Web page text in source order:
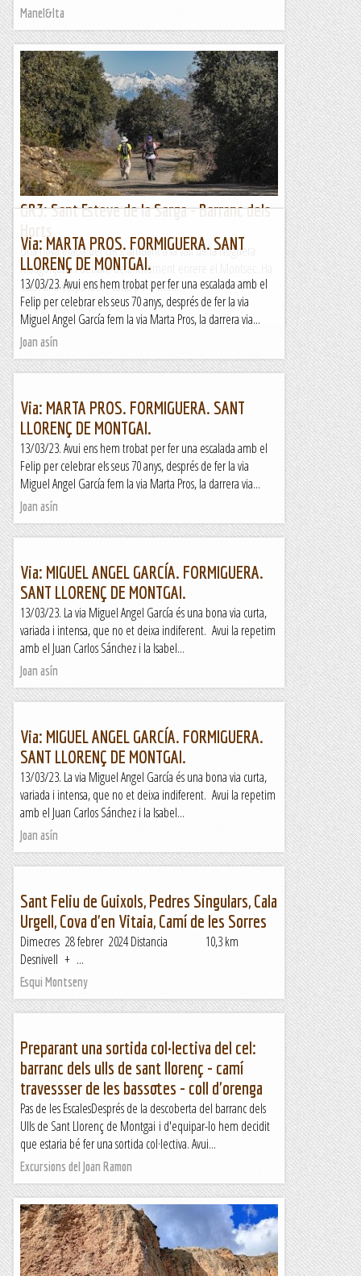
Manel&Ita
GR3: Sant Esteve de la Sarga - Barranc dels
Una nova etapa del GR3, arribant a la vall de la Noguera
Ribagorçana i deixant definitivament enrere el Montsec. Ha
estat una etapa fàcil i curta però molt...
Blog de muntanya
Via: MARTA PROS. FORMIGUERA. SANT
LLORENÇ DE MONTGAI.
13/03/23. Avui ens hem trobat per fer una escalada amb el
Felip per celebrar els seus 70 anys, després de fer la via
Miguel Angel García fem la via Marta Pros, la darrera via...
Joan asín
Via: MARTA PROS. FORMIGUERA. SANT
LLORENÇ DE MONTGAI.
13/03/23. Avui ens hem trobat per fer una escalada amb el
Felip per celebrar els seus 70 anys, després de fer la via
Miguel Angel García fem la via Marta Pros, la darrera via...
Joan asín
Via: MIGUEL ANGEL GARCÍA. FORMIGUERA.
SANT LLORENÇ DE MONTGAI.
13/03/23. La via Miguel Angel García és una bona via curta,
variada i intensa, que no et deixa indiferent. Avui la repetim
amb el Juan Carlos Sánchez i la Isabel...
Joan asín
Via: MIGUEL ANGEL GARCÍA. FORMIGUERA.
SANT LLORENÇ DE MONTGAI.
13/03/23. La via Miguel Angel García és una bona via curta,
variada i intensa, que no et deixa indiferent. Avui la repetim
amb el Juan Carlos Sánchez i la Isabel...
Joan asín
Sant Feliu de Guixols, Pedres Singulars, Cala
Urgell, Cova d'en Vitaia, Camí de les Sorres
Dimecres 28 febrer 2024 Distancia 10,3 km
Desnivell + ...
Esqui Montseny
Preparant una sortida col·lectiva del cel:
barranc dels ulls de sant llorenç - camí
travessser de les bassotes - coll d'orenga
Pas de les EscalesDesprés de la descoberta del barranc dels
Ulls de Sant Llorenç de Montgai i d'equipar-lo hem decidit
que estaria bé fer una sortida col·lectiva. Avui...
Excursions del Joan Ramon